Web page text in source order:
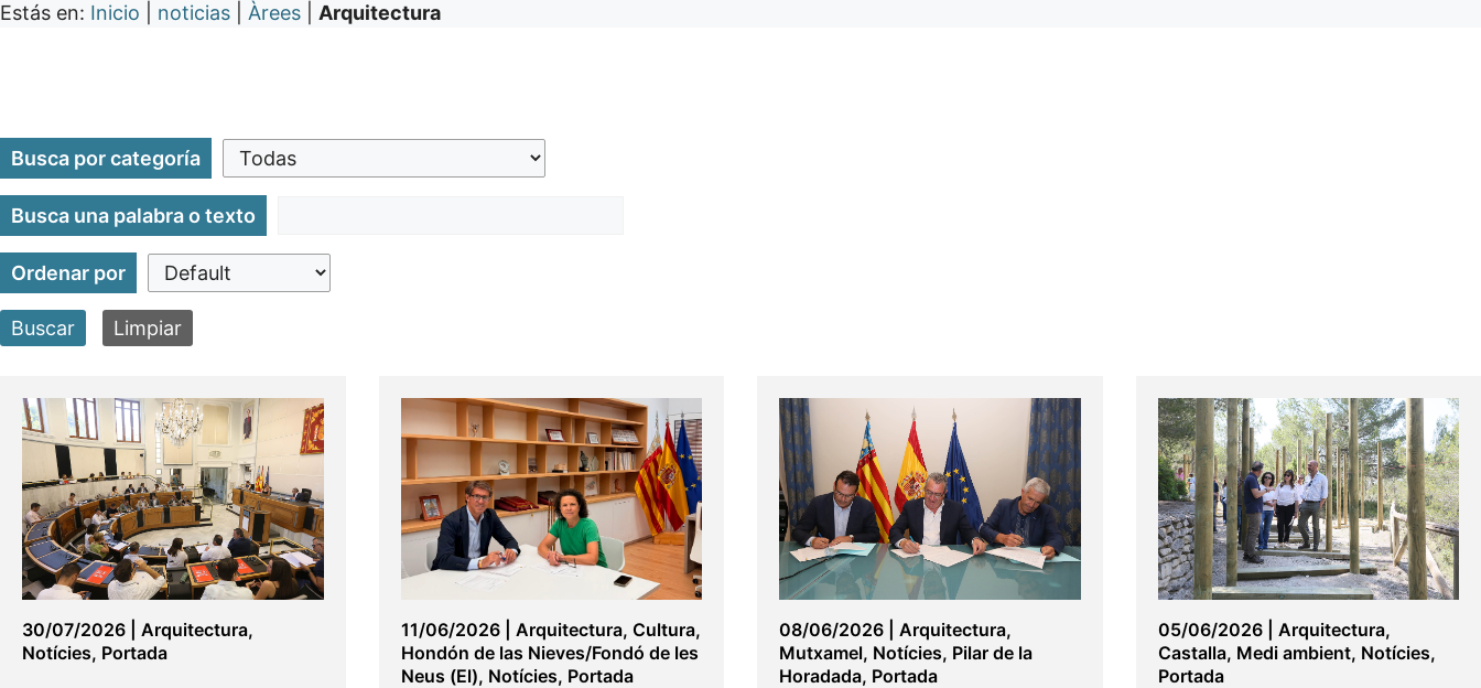
Estás en: Inicio noticias Àrees Arquitectura
Busca por categoría
Busca una palabra o texto
Ordenar por
Buscar Limpiar
30/07/2026 Arquitectura,
Notícies, Portada
11/06/2026| Arquitectura, Cultura,
Hondón de las Nieves/Fondó de les
Neus (El), Notícies, Portada
08/06/2026 Arquitectura,
Mutxamel, Notícies, Pilar de la
Horadada, Portada
05/06/2026| Arquitectura,
Castalla, Medi ambient, Notícies,
Portada